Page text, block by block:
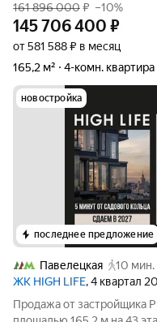
161 896 000₽ –10%
145 706 400 ₽
от 581 588 ₽ в месяц
165,2 м²
4-комн. квартира
новостройка
последнее предложение
Павелецкая
10 мин.
ЖК HIGH LIFE, 4 квартал
Продажа от застройщика